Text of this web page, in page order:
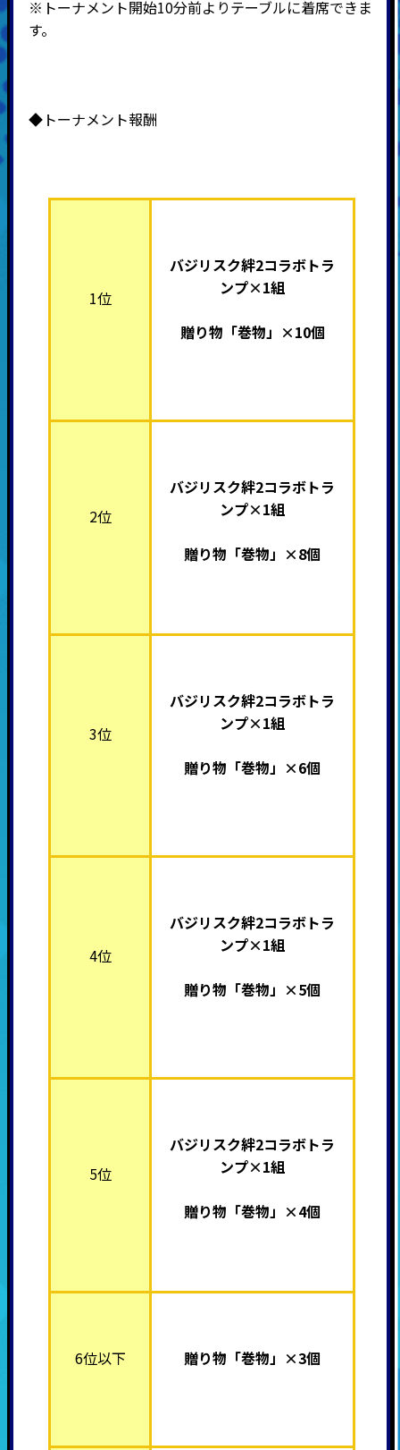
※トーナメント開始10分前よりテーブルに着席できま
す。
◆トーナメント報酬
1位
バジリスク絆2コラボトラ
ンプ×1組
贈り物「巻物」×10個
2位
バジリスク絆2コラボトラ
ンプ×1組
贈り物「巻物」×8個
3位
バジリスク絆2コラボトラ
ンプ×1組
贈り物「巻物」×6個
4位
バジリスク絆2コラボトラ
ンプ×1組
贈り物「巻物」×5個
5位
バジリスク絆2コラボトラ
ンプ×1組
贈り物「巻物」×4個
6位以下 贈り物「巻物」×3個